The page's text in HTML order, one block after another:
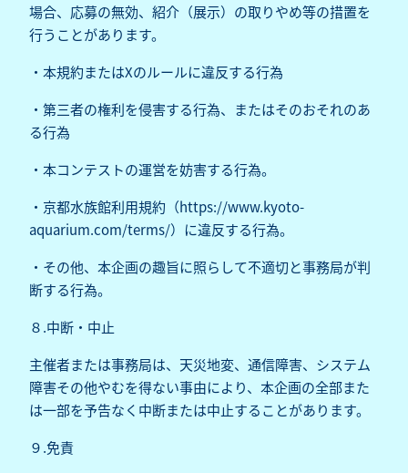
場合、応募の無効、紹介（展示）の取りやめ等の措置を
行うことがあります。
・本規約またはXのルールに違反する行為
・第三者の権利を侵害する行為、またはそのおそれのあ
る行為
・本コンテストの運営を妨害する行為。
・京都水族館利用規約（https://www.kyoto-
aquarium.com/terms/）に違反する行為。
・その他、本企画の趣旨に照らして不適切と事務局が判
断する行為。
８.中断・中止
主催者または事務局は、天災地変、通信障害、システム
障害その他やむを得ない事由により、本企画の全部また
は一部を予告なく中断または中止することがあります。
９.免責